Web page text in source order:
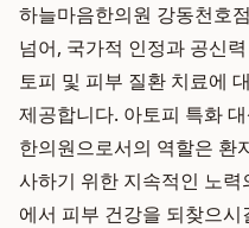
하늘마음한의원 강동천호
넘어, 국가적 인정과 공신
토피 및 피부 질환 치료에
제공합니다. 아토피 특화
한의원으로서의 역할은 환
사하기 위한 지속적인 노
에서 피부 건강을 되찾으시